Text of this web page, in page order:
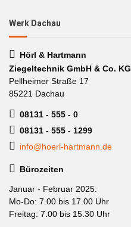
Werk Dachau
Hörl & Hartmann
Ziegeltechnik GmbH & Co. KG
Pellheimer Straße 17
85221 Dachau
08131 - 555 - 0
08131 - 555 - 1299
info@hoerl-hartmann.de
Bürozeiten
Januar - Februar 2025:
Mo-Do: 7.00 bis 17.00 Uhr
Freitag: 7.00 bis 15.30 Uhr